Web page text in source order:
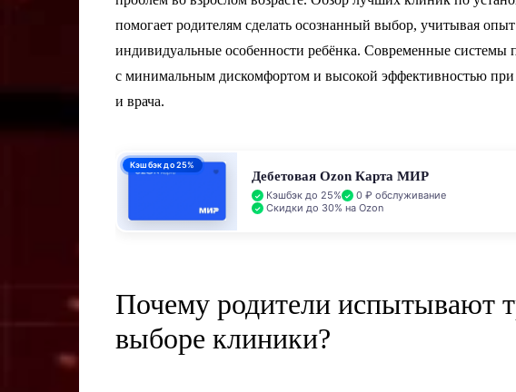
помогает родителям сделать осознанный выбор, учитывая
индивидуальные особенности ребёнка. Современные системы
с минимальным дискомфортом и высокой эффективностью
и врача.
Кэшбэк до 25%
Дебетовая Ozon Карта МИР
Кэшбэк до 25%
0 ₽ обслуживание
Скидки до 30% на Ozon
Почему родители испытывают
выборе клиники?